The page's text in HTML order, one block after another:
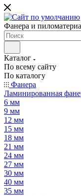
Фанера и
Каталог
По всему сайту
По каталогу
Фанера
Ламинированная
6 мм
9 мм
12 мм
15 мм
18 мм
21 мм
24 мм
27 мм
30 мм
40 мм
35 мм